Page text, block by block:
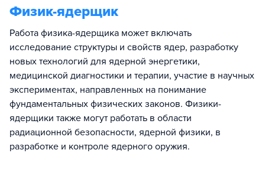
Физик-ядерщик
Работа физика-ядерщика может включать
исследование структуры и свойств ядер, разработку
новых технологий для ядерной энергетики,
медицинской диагностики и терапии, участие в научных
экспериментах, направленных на понимание
фундаментальных физических законов. Физики-
ядерщики также могут работать в области
радиационной безопасности, ядерной физики, в
разработке и контроле ядерного оружия.